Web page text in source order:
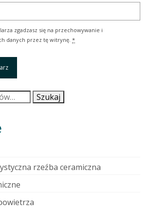
zgadzasz się na przechowywanie i
danych przez tę witrynę. *
Szukaj
rzeźba ceramiczna